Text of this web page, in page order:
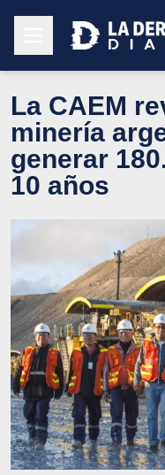
La CAEM
minería
generar
10 años